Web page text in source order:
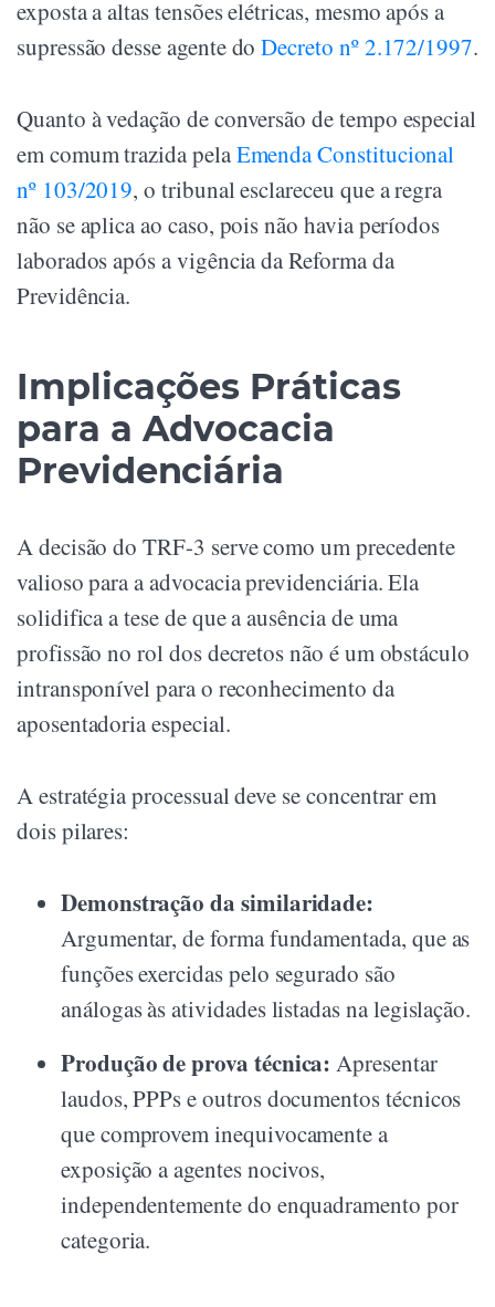
exposta a altas tensões elétricas, mesmo após a
supressão desse agente doDecreto nº 2.172/1997.
Quanto à vedação de conversão de tempo especial
em comum trazida pelaEmenda Constitucional
nº 103/2019, o tribunal esclareceu que a regra
não se aplica ao caso, pois não havia períodos
laborados após a vigência da Reforma da
Previdência.
Implicações Práticas
para a Advocacia
Previdenciária
A decisão do TRF-3 serve como um precedente
valioso para a advocacia previdenciária. Ela
solidifica a tese de que a ausência de uma
profissão no rol dos decretos não é um obstáculo
intransponível para o reconhecimento da
aposentadoria especial.
A estratégia processual deve se concentrar em
dois pilares:
Demonstração da similaridade:
Argumentar, de forma fundamentada, que as
funções exercidas pelo segurado são
análogas às atividades listadas na legislação.
Produção de prova técnica: Apresentar
laudos, PPPs e outros documentos técnicos
que comprovem inequivocamente a
exposição a agentes nocivos,
independentemente do enquadramento por
categoria.